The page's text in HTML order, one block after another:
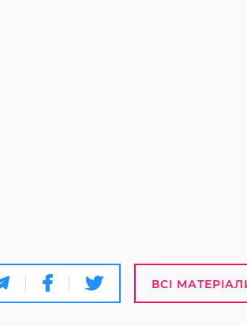
ВСІ